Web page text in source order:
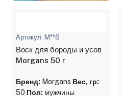
Артикул: M**6
Воск для бороды и усов
Morgans 50 г
Бренд: Morgans Вес, гр:
50 Пол: мужчины